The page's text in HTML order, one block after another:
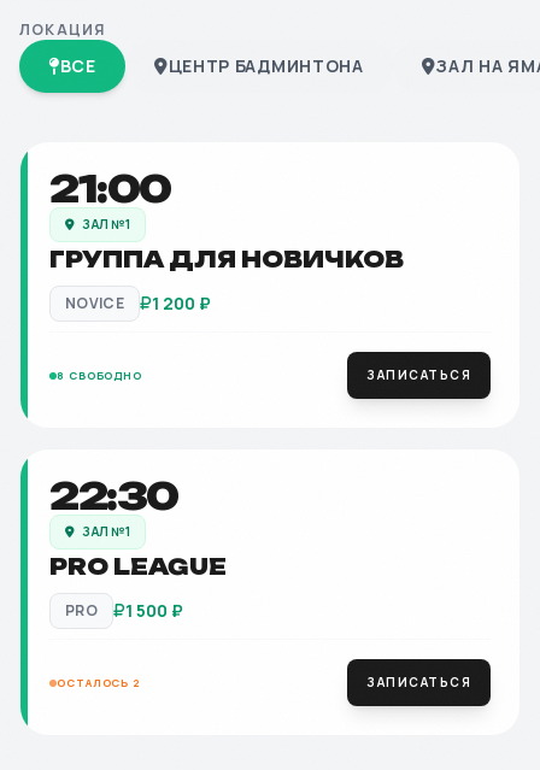
ЛОКАЦИЯ
ВСЕ ЦЕНТР БАДМИНТОНА ЗАЛ НА
21:00
ЗАЛ №1
ГРУППА ДЛЯ НОВИЧКОВ
NOVICE 1 200 ₽
8 СВОБОДНО ЗАПИСАТЬСЯ
22:30
ЗАЛ №1
PRO LEAGUE
PRO 1 500 ₽
ОСТАЛОСЬ 2 ЗАПИСАТЬСЯ